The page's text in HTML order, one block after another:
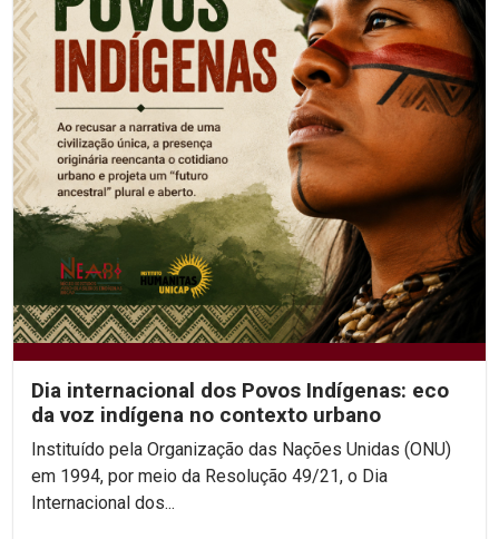
Dia internacional dos Povos Indígenas: eco
da voz indígena no contexto urbano
Instituído pela Organização das Nações Unidas (ONU)
em 1994, por meio da Resolução 49/21, o Dia
Internacional dos...